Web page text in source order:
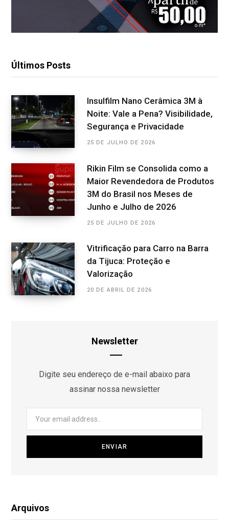
Últimos Posts
Insulfilm Nano Cerâmica 3M à
Noite: Vale a Pena? Visibilidade,
Segurança e Privacidade
25 DE JULHO DE 2026
Rikin Film se Consolida como a
Maior Revendedora de Produtos
3M do Brasil nos Meses de
Junho e Julho de 2026
25 DE JULHO DE 2026
Vitrificação para Carro na Barra
da Tijuca: Proteção e
Valorização
20 DE ABRIL DE 2026
Newsletter
Digite seu endereço de e-mail abaixo para
assinar nossa newsletter
Arquivos